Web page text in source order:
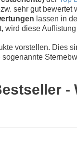
sehr gut
lassen in
wird diese
vorstellen. Dies